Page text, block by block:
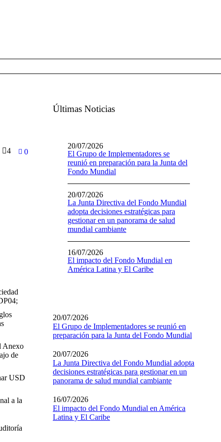
4 0
Anexo
de
USD
a la
Últimas Noticias
El Grupo de Implementadores se
reunió en preparación para la Junta del
Fondo Mundial
20/07/2026
La Junta Directiva del Fondo Mundial
adopta decisiones estratégicas para
gestionar en un panorama de salud
mundial cambiante
20/07/2026
El impacto del Fondo Mundial en
América Latina y El Caribe
16/07/2026
20/07/2026
El Grupo de Implementadores se reunió en
preparación para la Junta del Fondo Mundial
20/07/2026
La Junta Directiva del Fondo Mundial adopta
decisiones estratégicas para gestionar en un
panorama de salud mundial cambiante
16/07/2026
El impacto del Fondo Mundial en América
Latina y El Caribe